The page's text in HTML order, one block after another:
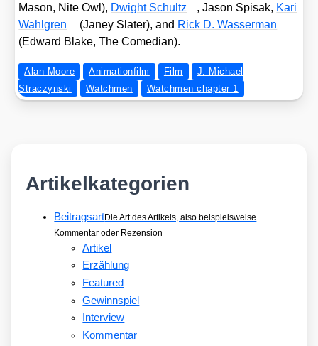
Mason, Nite Owl), Dwight Schultz , Jason Spisak, Kari
Wahl­gren
(Janey Sla­ter), and Rick D. Was­ser­man
(Edward Bla­ke, The Come­di­an).
Alan Moore Animationfilm Film
J. Michael
Straczynski
Watchmen Watchmen chapter 1
Artikelkategorien
BeitragsartDie Art des Artikels, also beispielsweise
Kommentar oder Rezension
Artikel
Erzählung
Featured
Gewinnspiel
Interview
Kommentar